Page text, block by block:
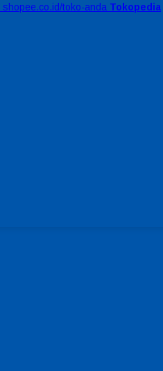
shopee.co.id/toko-anda Tokopedia